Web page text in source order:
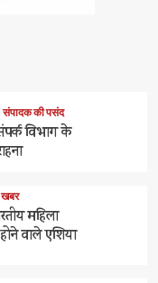
संपादक की पसंद
विभाग के
खबर
महिला
वाले एशिया